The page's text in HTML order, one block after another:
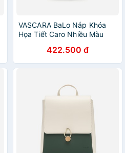
VASCARA BaLo Nắp Khóa
Họa Tiết Caro Nhiều Màu
422.500 đ